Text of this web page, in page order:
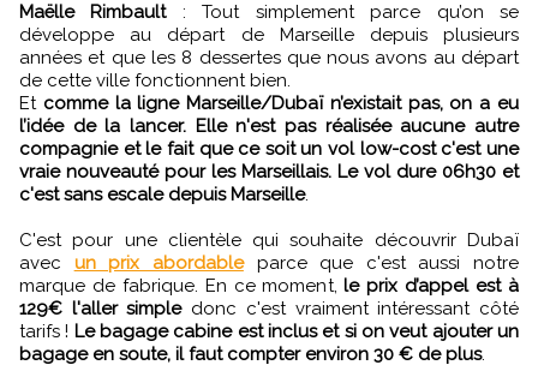
Maëlle Rimbault: Tout simplement parce qu’on se
développe au départ de Marseille depuis plusieurs
années et que les 8 dessertes que nous avons au départ
de cette ville fonctionnent bien.
Et comme la ligne Marseille/Dubaï n’existait pas, on a eu
l’idée de la lancer. Elle n'est pas réalisée aucune autre
compagnie et le fait que ce soit un vol low-cost c'est une
vraie nouveauté pour les Marseillais. Le vol dure 06h30 et
c'est sans escale depuis Marseille.
C'est pour une clientèle qui souhaite découvrir Dubaï
avec un prix abordableparce que c'est aussi notre
marque de fabrique. En ce moment,le prix d’appel est à
129€ l'aller simpledonc c'est vraiment intéressant côté
tarifs ! Le bagage cabine est inclus et si on veut ajouter un
bagage en soute, il faut compter environ 30 € de plus.